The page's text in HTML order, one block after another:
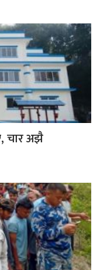
चार अझै